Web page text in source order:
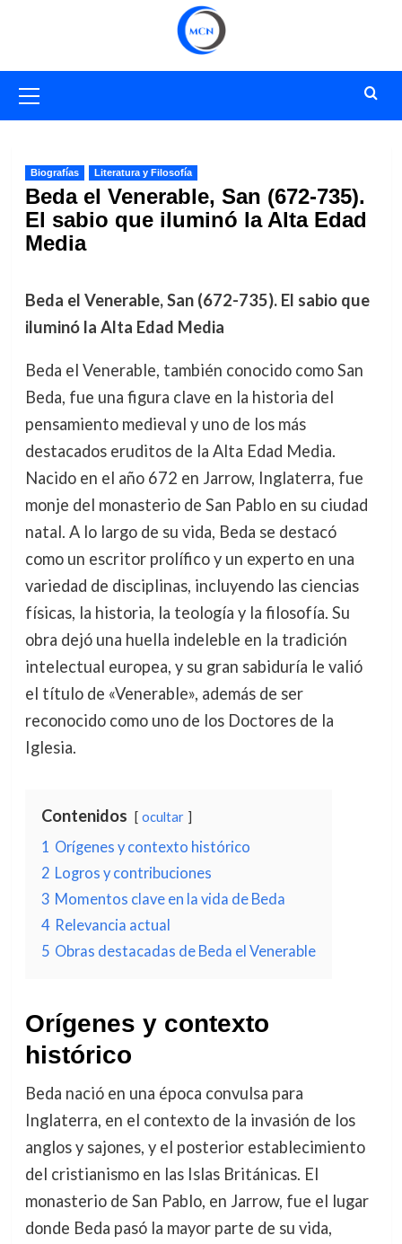
primario
Biografías Literatura y Filosofía
Beda el Venerable, San (672-735).
El sabio que iluminó la Alta Edad
Media
Beda el Venerable, San (672-735). El sabio que
iluminó la Alta Edad Media
Beda el Venerable, también conocido como San
Beda, fue una figura clave en la historia del
pensamiento medieval y uno de los más
destacados eruditos de la Alta Edad Media.
Nacido en el año 672 en Jarrow, Inglaterra, fue
monje del monasterio de San Pablo en su ciudad
natal. A lo largo de su vida, Beda se destacó
como un escritor prolífico y un experto en una
variedad de disciplinas, incluyendo las ciencias
físicas, la historia, la teología y la filosofía. Su
obra dejó una huella indeleble en la tradición
intelectual europea, y su gran sabiduría le valió
el título de «Venerable», además de ser
reconocido como uno de los Doctores de la
Iglesia.
Contenidos ocultar
1 Orígenes y contexto histórico
2 Logros y contribuciones
3 Momentos clave en la vida de Beda
4 Relevancia actual
5 Obras destacadas de Beda el Venerable
Orígenes y contexto
histórico
Beda nació en una época convulsa para
Inglaterra, en el contexto de la invasión de los
anglos y sajones, y el posterior establecimiento
del cristianismo en las Islas Británicas. El
monasterio de San Pablo, en Jarrow, fue el lugar
donde Beda pasó la mayor parte de su vida,